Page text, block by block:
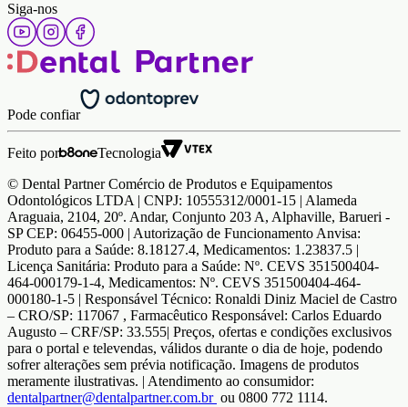
Siga-nos
Pode confiar
Feito por
Tecnologia
© Dental Partner Comércio de Produtos e Equipamentos
Odontológicos LTDA | CNPJ: 10555312/0001-15 | Alameda
Araguaia, 2104, 20º. Andar, Conjunto 203 A, Alphaville, Barueri -
SP CEP: 06455-000 | Autorização de Funcionamento Anvisa:
Produto para a Saúde: 8.18127.4, Medicamentos: 1.23837.5 |
Licença Sanitária: Produto para a Saúde: Nº. CEVS 351500404-
464-000179-1-4, Medicamentos: Nº. CEVS 351500404-464-
000180-1-5 | Responsável Técnico: Ronaldi Diniz Maciel de Castro
– CRO/SP: 117067 , Farmacêutico Responsável: Carlos Eduardo
Augusto – CRF/SP: 33.555| Preços, ofertas e condições exclusivos
para o portal e televendas, válidos durante o dia de hoje, podendo
sofrer alterações sem prévia notificação. Imagens de produtos
meramente ilustrativas. | Atendimento ao consumidor:
dentalpartner@dentalpartner.com.br ou 0800 772 1114.